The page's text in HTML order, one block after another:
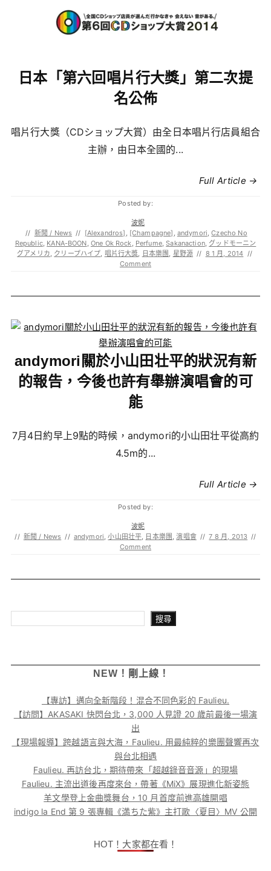
日本「第六回唱片行大獎」第二次提
名公佈
唱片行大獎（CDショップ大賞）由全日本唱片行店員組合
主辦，由日本全國的...
Full Article →
Posted by:
波妮
// 新聞 / News // [Alexandros] , [Champagne] , andymori,Czecho No
Republic, KANA-BOON, One Ok Rock, Perfume,Sakanaction, グッドモーニン
グアメリカ, クリープハイプ, 唱片行大獎, 日本樂團 , 星野源 // 8 1 月, 2014 //
Comment
andymori關於小山田壮平的狀況有新
的報告，今後也許有舉辦演唱會的可
能
7月4日約早上9點的時候，andymori的小山田壮平從高約
4.5m的...
Full Article →
Posted by:
波妮
// 新聞 / News // andymori,小山田壮平, 日本樂團 ,演唱會 // 7 8 月, 2013 //
Comment
搜尋
NEW！剛上線！
【專訪】邁向全新階段！混合不同色彩的 Faulieu.
【訪問】AKASAKI 快閃台北，3,000 人見證 20 歲前最後一場演
出
【現場報導】跨越語言與大海，Faulieu. 用最純粹的樂團聲響再次
與台北相遇
Faulieu. 再訪台北，期待帶來「超越錄音音源」的現場
Faulieu. 主流出道後再度來台，帶著《MiX》展現進化新姿態
羊文學登上金曲獎舞台，10 月首度前進高雄開唱
indigo la End 第 9 張專輯《満ちた紫》主打歌〈夏目〉MV 公開
HOT！大家都在看！